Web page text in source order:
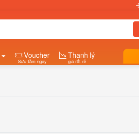
Voucher
Sưu tầm ngay
Thanh lý
giá rất rẻ